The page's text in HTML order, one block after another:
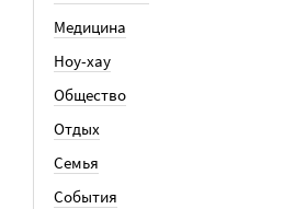
Медицина
Ноу-хау
Общество
Отдых
Семья
События